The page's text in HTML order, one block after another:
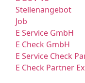
Stellenangebot
Job
E Service GmbH
E Check GmbH
E Service Check
E Check Partner